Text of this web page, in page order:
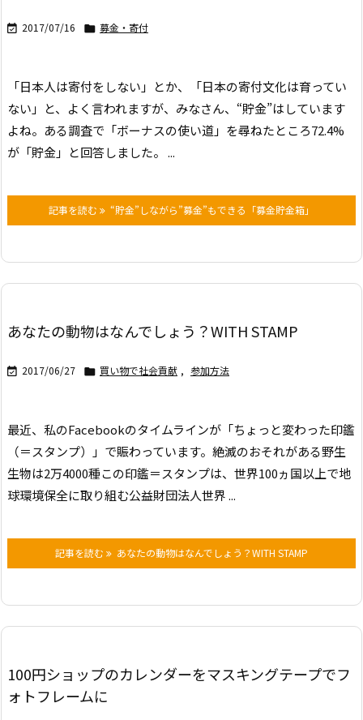
 2017/07/16  募金・寄付
「日本人は寄付をしない」とか、
「日本の寄付文化は育ってい
ない」と、よく言われますが、 みなさん、“貯金”はしています
よね。 ある調査で「ボーナスの使い道」を尋ねたところ72.4%
が「貯金」と回答しました。 ...
記事を読む “貯金”しながら”募金”もできる「募金貯金箱」
あなたの動物はなんでしょう？WITH STAMP
 2017/06/27  買い物で社会貢献 , 参加方法
最近、私のFacebookのタイムラインが「ちょっと変わった印鑑
（＝スタンプ）」で賑わっています。 絶滅のおそれがある野生
生物は2万4000種この印鑑＝スタンプは、世界100ヵ国以上で地
球環境保全に取り組む公益財団法人世界 ...
記事を読む あなたの動物はなんでしょう？WITH STAMP
100円ショップのカレンダーをマスキングテープでフ
ォトフレームに